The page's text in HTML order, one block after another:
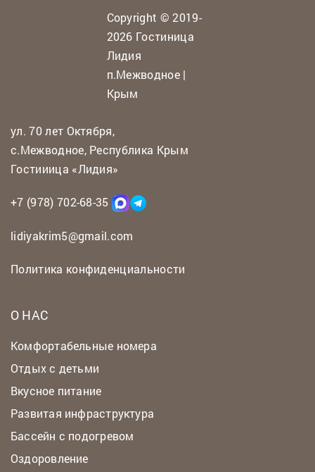
Copyright © 2019-
2026 Гостиница
Лидия
п.Межводное |
Крым
ул. 70 лет Октября,
с.Межводное, Республика Крым
Гостииица «Лидия»
+7 (978) 702-68-35
lidiyakrim5@gmail.com
Политика конфиденциальности
О НАС
Комфортабельные номера
Отдых с детьми
Вкусное питание
Развитая инфраструктура
Бассейн с подогревом
Оздоровление